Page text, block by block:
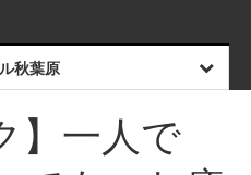
秋葉原
】一人で